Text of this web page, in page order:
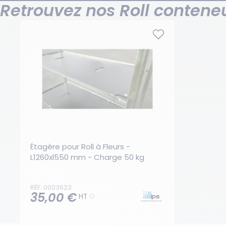
Retrouvez nos Roll
Étagère pour Roll à Fleurs -
L1260xl550 mm - Charge 50 kg
RÉF. 0003623
35,00 € HT